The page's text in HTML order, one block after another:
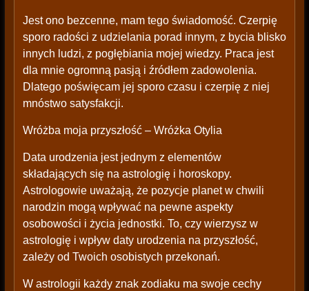
Jest ono bezcenne, mam tego świadomość. Czerpię
sporo radości z udzielania porad innym, z bycia blisko
innych ludzi, z pogłębiania mojej wiedzy. Praca jest
dla mnie ogromną pasją i źródłem zadowolenia.
Dlatego poświęcam jej sporo czasu i czerpię z niej
mnóstwo satysfakcji.
Wróżba moja przyszłość – Wróżka Otylia
Data urodzenia jest jednym z elementów
składających się na astrologię i horoskopy.
Astrologowie uważają, że pozycje planet w chwili
narodzin mogą wpływać na pewne aspekty
osobowości i życia jednostki. To, czy wierzysz w
astrologię i wpływ daty urodzenia na przyszłość,
zależy od Twoich osobistych przekonań.
W astrologii każdy znak zodiaku ma swoje cechy